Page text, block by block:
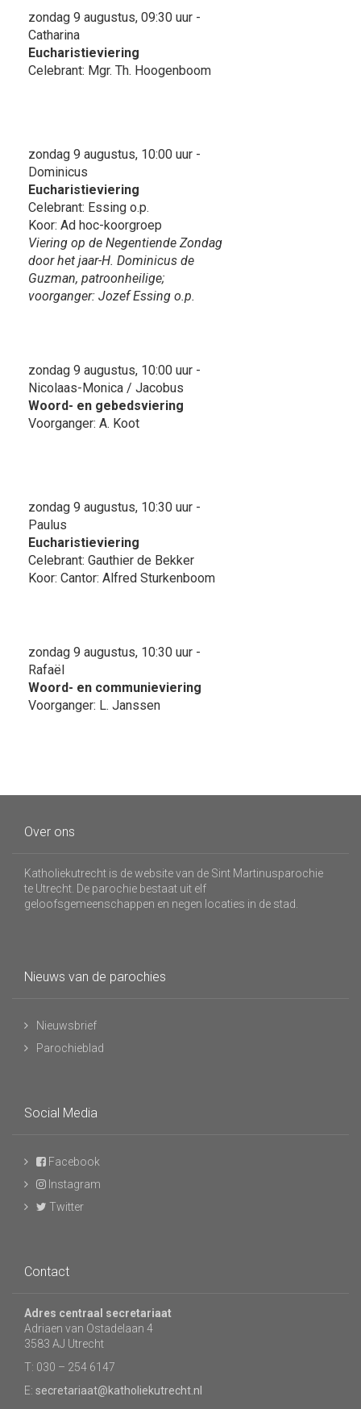
zondag 9 augustus, 09:30 uur -
Catharina
Eucharistieviering
Celebrant: Mgr. Th. Hoogenboom
zondag 9 augustus, 10:00 uur -
Dominicus
Eucharistieviering
Celebrant: Essing o.p.
Koor: Ad hoc-koorgroep
Viering op de Negentiende Zondag
door het jaar-H. Dominicus de
Guzman, patroonheilige;
voorganger: Jozef Essing o.p.
zondag 9 augustus, 10:00 uur -
Nicolaas-Monica / Jacobus
Woord- en gebedsviering
Voorganger: A. Koot
zondag 9 augustus, 10:30 uur -
Paulus
Eucharistieviering
Celebrant: Gauthier de Bekker
Koor: Cantor: Alfred Sturkenboom
zondag 9 augustus, 10:30 uur -
Rafaël
Woord- en communieviering
Voorganger: L. Janssen
Over ons
Katholiekutrecht is de website van de Sint Martinusparochie
te Utrecht. De parochie bestaat uit elf
geloofsgemeenschappen en negen locaties in de stad.
Nieuws van de parochies
Nieuwsbrief
Parochieblad
Social Media
Facebook
Instagram
Twitter
Contact
Adres centraal secretariaat
Adriaen van Ostadelaan 4
3583 AJ Utrecht
T: 030 – 254 6147
E: secretariaat@katholiekutrecht.nl